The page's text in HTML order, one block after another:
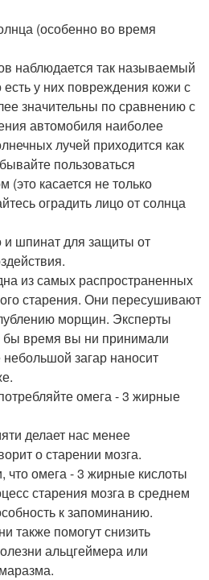
(особенно во время
наблюдается так называемый
у них повреждения кожи с
значительны по сравнению с
автомобиля наиболее
лучей приходится как
пользоваться
касается не только
оградить лицо от солнца
и шпинат для защиты от
из самых распространенных
старения. Они пересушивают
морщин. Эксперты
бы время вы ни принимали
загар наносит
омега - 3 жирные
делает нас менее
о старении мозга.
что омега - 3 жирные кислоты
старения мозга в среднем
к запоминанию.
также помогут снизить
альцгеймера или